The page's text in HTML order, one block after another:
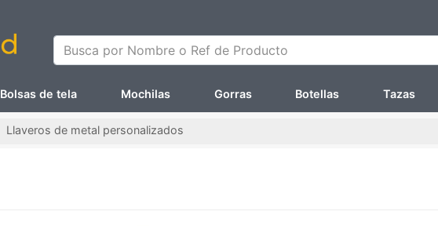
Busca por Nombre o Ref de Producto
Bolsas de tela Mochilas Gorras Botellas Tazas
Llaveros de metal personalizados